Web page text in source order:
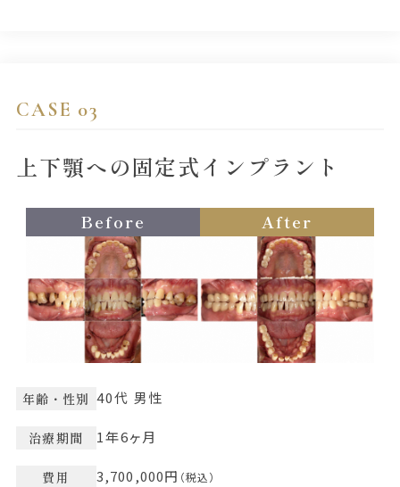
CASE 03
上下顎への固定式インプラント
Before After
年齢・性別 40代 男性
治療期間 1年6ヶ月
費用 3,700,000円 （税込）